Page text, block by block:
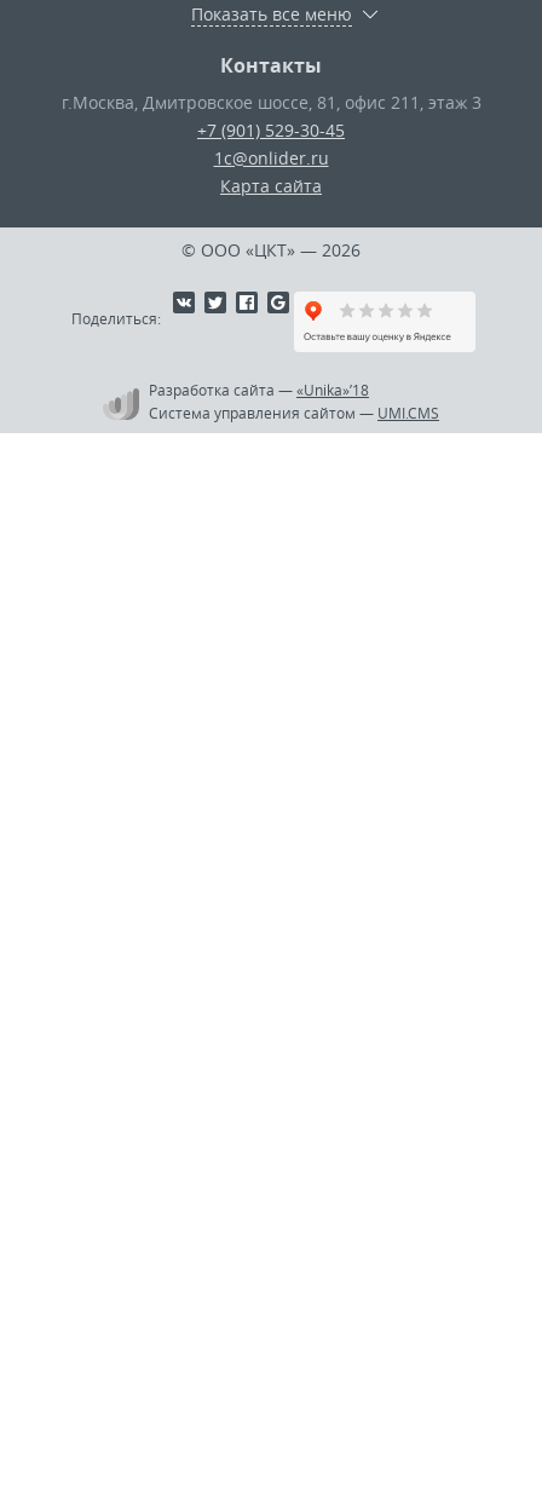
Показать все меню
Контакты
г.Москва Дмитровское шоссе, 81, офис 211, этаж 3
+7 (901) 529-30-45
1c@onlider.ru
Карта сайта
© ООО «ЦКТ» — 2026
Поделиться:
Разработка сайта —«Unika»’18
Система управления сайтом — UMI.CMS